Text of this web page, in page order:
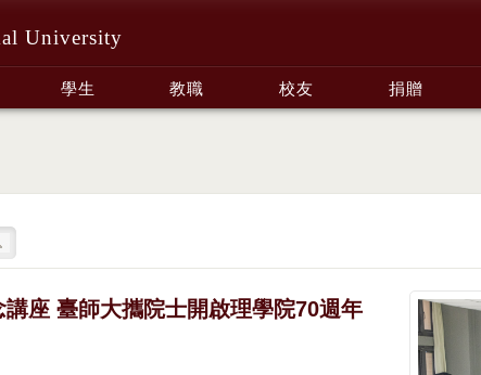
University
學生 教職 校友 捐贈
座 臺師大攜院士開啟理學院70週年